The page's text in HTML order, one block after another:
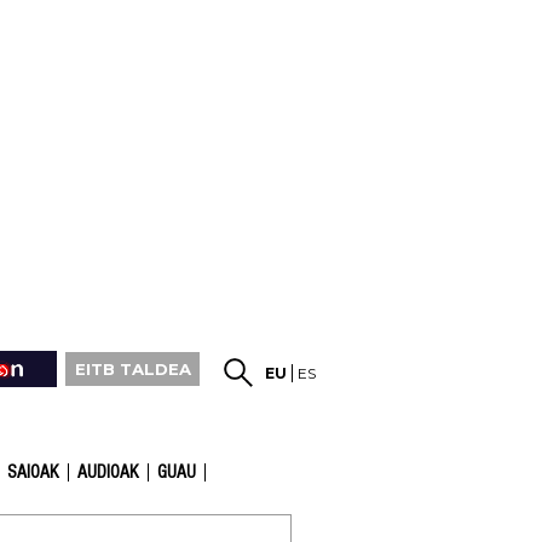
EITB TALDEA EU ES
SAIOAK AUDIOAK GUAU